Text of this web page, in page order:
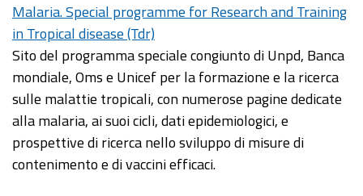
Malaria. Special programme for Research and Training
in Tropical disease (Tdr)
Sito del programma speciale congiunto di Unpd, Banca
mondiale, Oms e Unicef per la formazione e la ricerca
sulle malattie tropicali, con numerose pagine dedicate
alla malaria, ai suoi cicli, dati epidemiologici, e
prospettive di ricerca nello sviluppo di misure di
contenimento e di vaccini efficaci.